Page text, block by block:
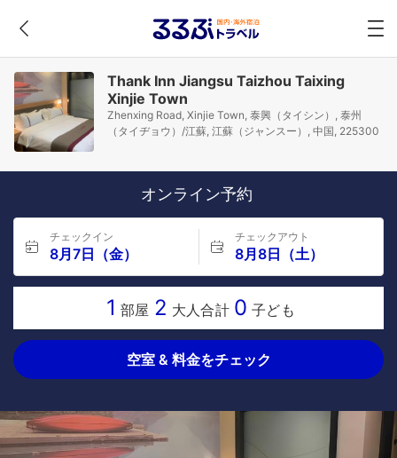
Thank Inn Jiangsu Taizhou Taixing
Xinjie Town
Zhenxing Road, Xinjie Town, 泰興（タイシン）, 泰州
（タイヂョウ）/江蘇, 江蘇（ジャンスー）, 中国, 225300
オンライン予約
チェックイン
8月7日（金）
チェックアウト
8月8日（土）
1 部屋 2 大人合計 0 子ども
空室 & 料金をチェック